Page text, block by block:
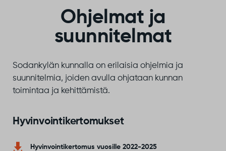
Ohjelmat ja
suunnitelmat
Sodankylän kunnalla on erilaisia ohjelmia ja
suunnitelmia, joiden avulla ohjataan kunnan
toimintaa ja kehittämistä.
Hyvinvointikertomukset
Hyvinvointikertomus vuosille 2022-2025